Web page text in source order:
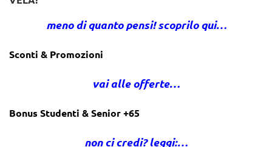
meno di quanto pensi! scoprilo qui…
Sconti & Promozioni
vai alle offerte…
Bonus Studenti & Senior +65
non ci credi? leggi:…